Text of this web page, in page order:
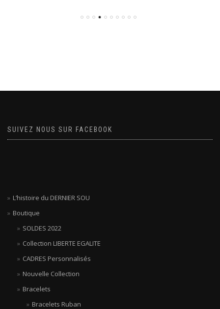
SUIVEZ NOUS SUR FACEBOOK
L’histoire du DERNIER SOU
Boutique
SOLDES 2022
Collection LIBERTE EGALITE
CADRES Personnalisés
Nouvelle Collection
Bracelets
Bracelets Ruban